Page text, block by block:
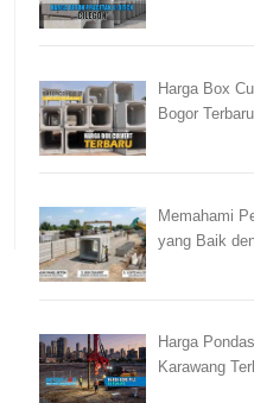
Harga Box
Bogor
Memahami
yang Baik
Harga
Karawang